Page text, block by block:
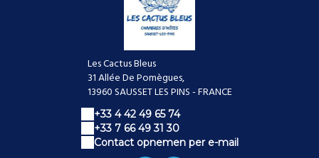
Les Cactus Bleus
31 Allée De Pomègues,
13960 SAUSSET LES PINS - FRANCE
+33 4 42 49 65 74
+33 7 66 49 31 30
Contact opnemen per e-mail